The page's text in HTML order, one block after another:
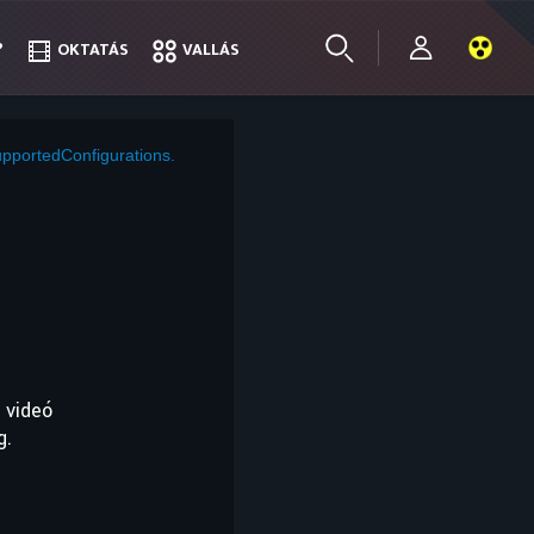
OKTATÁS VALLÁS
OKTATÁS VALLÁS